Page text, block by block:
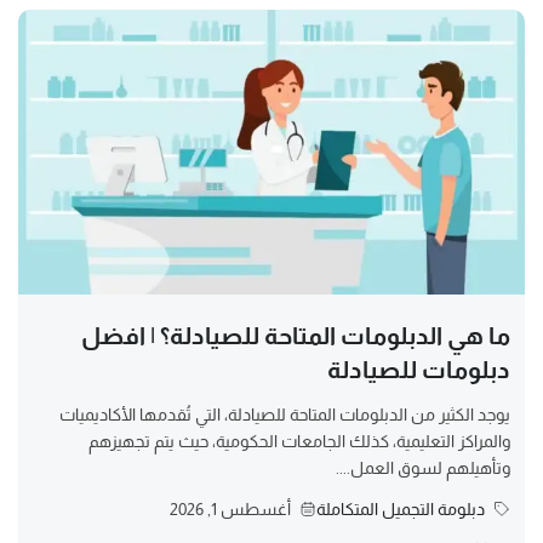
ما هي الدبلومات المتاحة للصيادلة؟ | افضل
دبلومات للصيادلة
يوجد الكثير من الدبلومات المتاحة للصيادلة، التي تُقدمها الأكاديميات
والمراكز التعليمية، كذلك الجامعات الحكومية، حيث يتم تجهيزهم
وتأهيلهم لسوق العمل....
دبلومة التجميل المتكاملة أغسطس 1, 2026